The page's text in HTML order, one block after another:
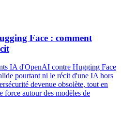
Face : comment
IA d'OpenAI contre Hugging Face
pourtant ni le récit d'une IA hors
devenue obsolète, tout en
force autour des modèles de